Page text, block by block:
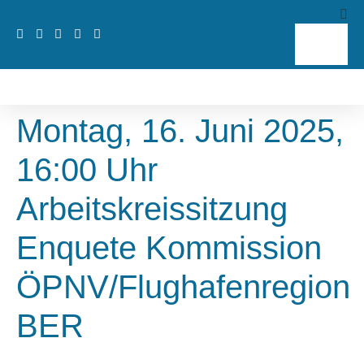
Montag, 16. Juni 2025,
16:00 Uhr
Arbeitskreissitzung
Enquete Kommission
ÖPNV/Flughafenregion
BER